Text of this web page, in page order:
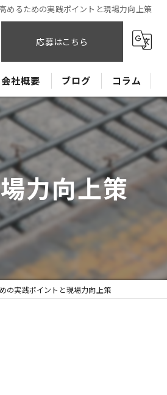
めるための実践ポイントと現場力向上策
応募はこちら
会社概要 ブログ コラム
力向上策
の実践ポイントと現場力向上策